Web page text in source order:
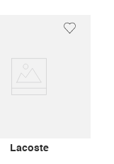
Lacoste